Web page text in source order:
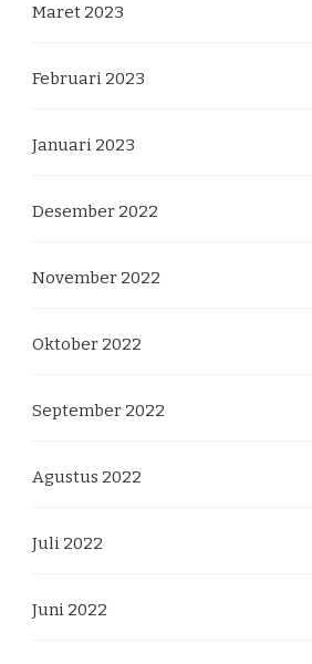
Maret 2023
Februari 2023
Januari 2023
Desember 2022
November 2022
Oktober 2022
September 2022
Agustus 2022
Juli 2022
Juni 2022